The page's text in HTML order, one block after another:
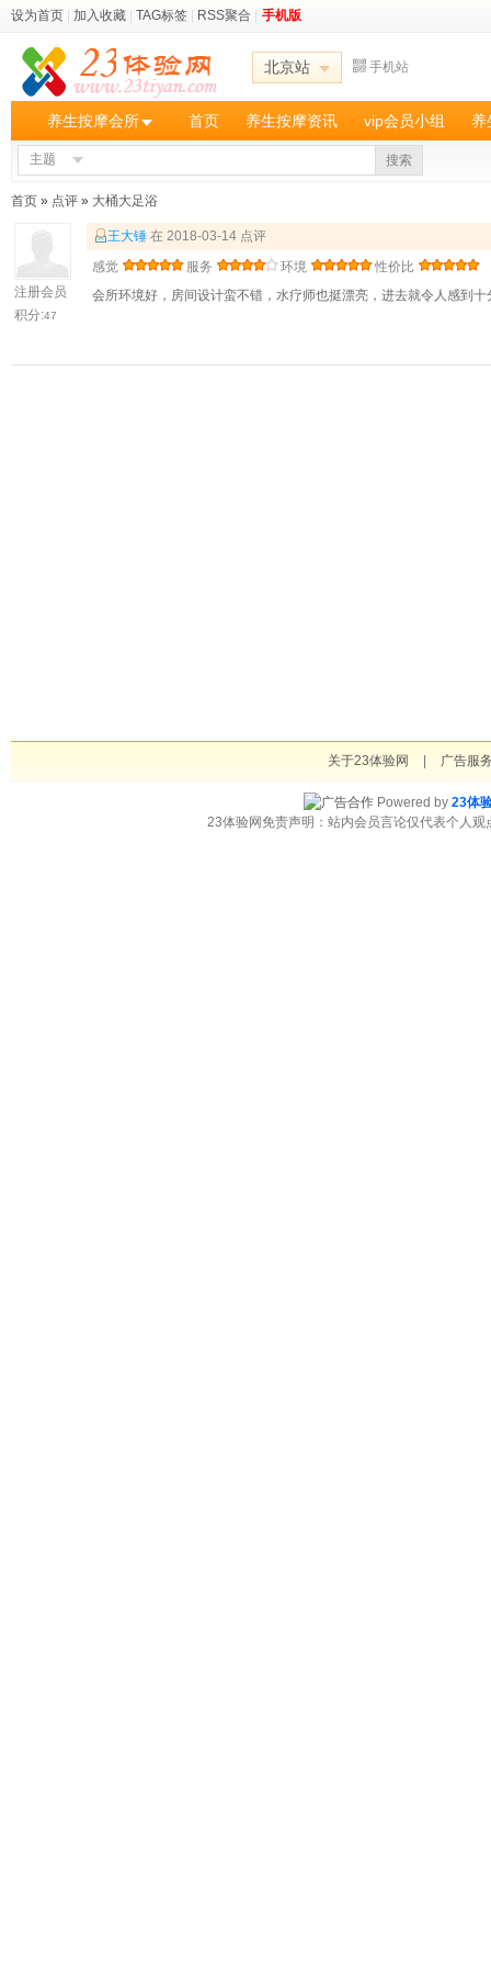
设为首页 加入收藏 TAG标签 RSS聚合 手机版
北京站 手机站
养生按摩会所 首页 养生按摩资讯 vip会员小组 养
主题 搜索
首页 » 点评 » 大桶大足浴
注册会员
积分:47
王大锤 在 2018-03-14 点评
感觉
服务 环境
性价比
会所环境好，房间设计蛮不错，水疗师也挺漂亮，进去就令人感到
关于23体验网 广告服
Powered by 23体
23体验网免责声明：站内会员言论仅代表个人